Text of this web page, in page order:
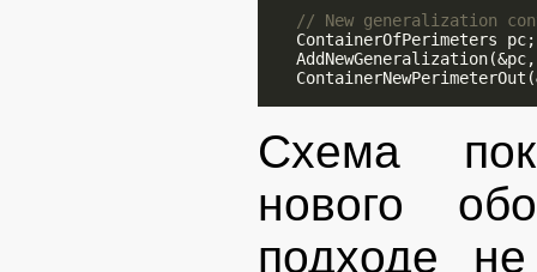
// New generalization
    ContainerOfPerimeters pc;
Схема
нового
подходе